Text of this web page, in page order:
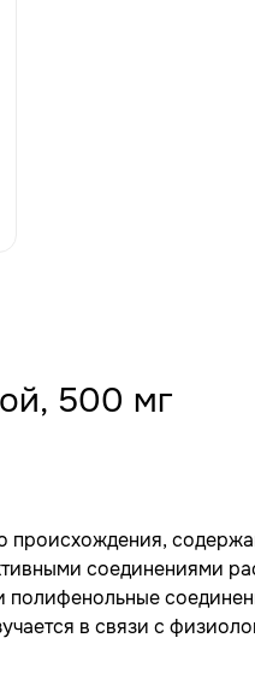
500 мг
происхождения,
соединениями
полифенольные
в связи с